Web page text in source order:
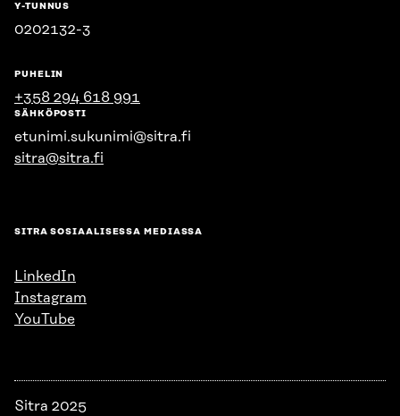
Y-TUNNUS
0202132-3
PUHELIN
+358 294 618 991
SÄHKÖPOSTI
etunimi.sukunimi@sitra.fi
sitra@sitra.fi
SITRA SOSIAALISESSA MEDIASSA
LinkedIn
Instagram
YouTube
Sitra 2025